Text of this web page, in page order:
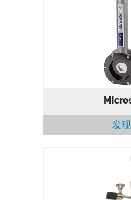
采用液氦连续流制
却，适用于
发